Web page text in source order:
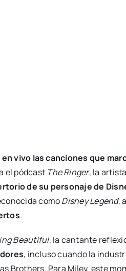
vivo las canciones que
el pódcast The Ringer, la
de su personaje de
comoDisney Legend,
.
Beautiful, la cantante
, incluso cuando la
Brothers. Para Miley, este